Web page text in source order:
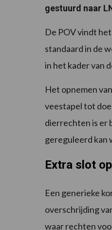
gestuurd naar
De POV vindt
standaard in de
in het kader van
Het opnemen
veestapel tot
dierrechten is er
gereguleerd kan
Extra slot
Een generieke
overschrijding
waar rechten